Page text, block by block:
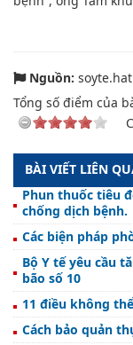
Nguồn:
Tổng số điểm của
BÀI VIẾT LIÊN
Phun thuốc tiêu
chống dịch bệnh.
Các biện pháp
Bộ Y tế yêu cầu
bão số 10
11 điều không
Cách bảo quản